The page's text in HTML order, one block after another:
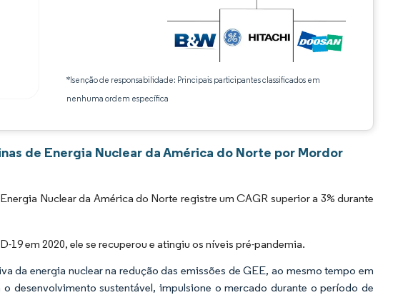
*Isenção de responsabilidade: Principais participantes classificados em
nenhuma ordem específica
de Energia Nuclear da América do Norte por Mordor
Nuclear da América do Norte registre um CAGR superior a 3% durante
em 2020, ele se recuperou e atingiu os níveis pré-pandemia.
da energia nuclear na redução das emissões de GEE, ao mesmo tempo em
desenvolvimento sustentável, impulsione o mercado durante o período de